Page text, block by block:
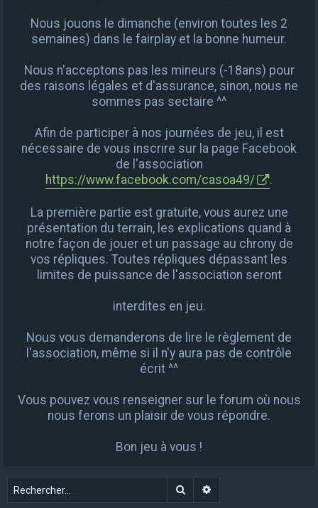
Nous jouons le dimanche (environ toutes les 2
semaines) dans le fairplay et la bonne humeur.
Nous n'acceptons pas les mineurs (-18ans) pour
des raisons légales et d'assurance, sinon, nous ne
sommes pas sectaire ^^
Afin de participer à nos journées de jeu, il est
nécessaire de vous inscrire sur la page Facebook
de l'association
https://www.facebook.com/casoa49/
.
La première partie est gratuite, vous aurez une
présentation du terrain, les explications quand à
notre façon de jouer et un passage au chrony de
vos répliques. Toutes répliques dépassant les
limites de puissance de l'association seront
interdites en jeu.
Nous vous demanderons de lire le règlement de
l'association, même si il n'y aura pas de contrôle
écrit ^^
Vous pouvez vous renseigner sur le forum où nous
nous ferons un plaisir de vous répondre.
Bon jeu à vous !
Rechercher